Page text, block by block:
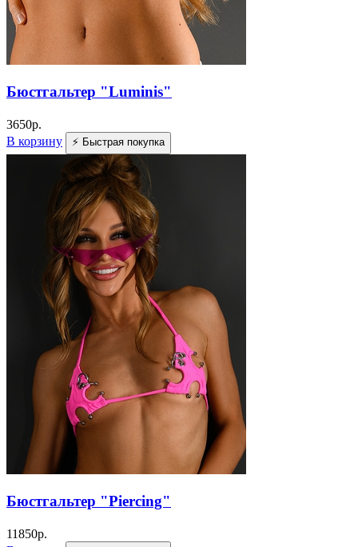
Бюстгальтер "Luminis"
3650р.
В корзину
⚡ Быстрая покупка
Бюстгальтер "Piercing"
11850р.